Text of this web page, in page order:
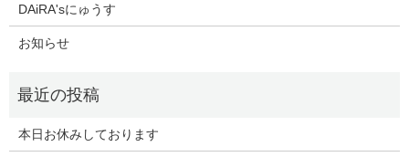
DAiRA'sにゅうす
お知らせ
本日お休みしております